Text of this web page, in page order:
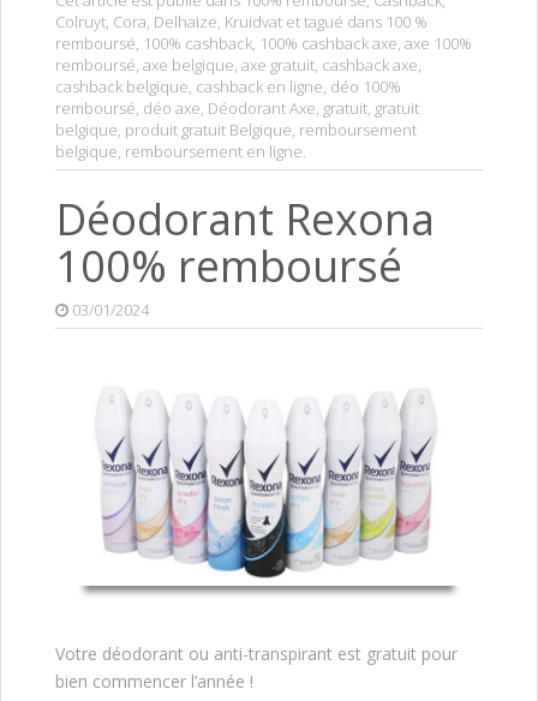
Colruyt, Cora, Delhaize, Kruidvat et tagué dans 100 %
remboursé, 100% cashback, 100% cashback axe, axe 100%
remboursé, axe belgique, axe gratuit, cashback axe,
cashback belgique, cashback en ligne, déo 100%
remboursé, déo axe, Déodorant Axe, gratuit, gratuit
belgique, produit gratuit Belgique, remboursement
belgique, remboursement en ligne.
Déodorant Rexona
100% remboursé
03/01/2024
Votre déodorant ou anti-transpirant est gratuit pour
bien commencer l’année !